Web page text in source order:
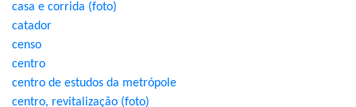
casa e corrida (foto)
catador
censo
centro
centro de estudos da metrópole
centro, revitalização (foto)